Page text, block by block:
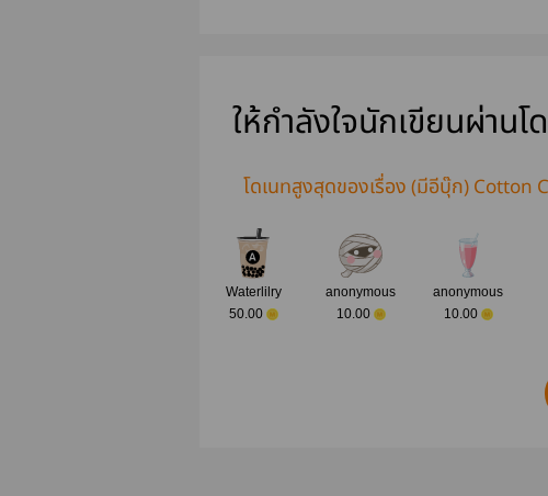
ให้กำลังใจนักเขียนผ่านโ
โดเนทสูงสุดของเรื่อง (มีอีบุ๊ก) Cotton
Waterlilry
50.00
anonymous
10.00
anonymous
10.00